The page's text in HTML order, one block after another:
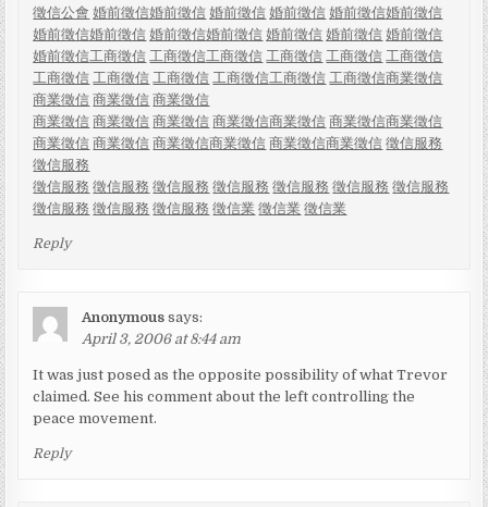
徵信公會 婚前徵信婚前徵信 婚前徵信 婚前徵信 婚前徵信婚前徵信
婚前徵信婚前徵信 婚前徵信婚前徵信 婚前徵信 婚前徵信 婚前徵信
婚前徵信工商徵信 工商徵信工商徵信 工商徵信 工商徵信 工商徵信
工商徵信 工商徵信 工商徵信 工商徵信工商徵信 工商徵信商業徵信
商業徵信 商業徵信 商業徵信
商業徵信 商業徵信 商業徵信 商業徵信商業徵信 商業徵信商業徵信
商業徵信 商業徵信 商業徵信商業徵信 商業徵信商業徵信 徵信服務
徵信服務
徵信服務 徵信服務 徵信服務 徵信服務 徵信服務 徵信服務 徵信服務
徵信服務 徵信服務 徵信服務 徵信業 徵信業 徵信業
Reply
Anonymous says:
April 3, 2006 at 8:44 am
It was just posed as the opposite possibility of what Trevor
claimed. See his comment about the left controlling the
peace movement.
Reply